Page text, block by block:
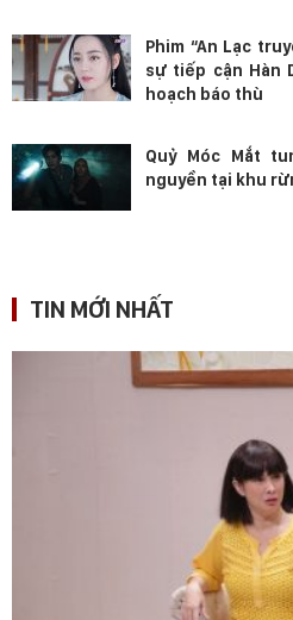
Phim “An Lạc
sự tiếp cận Hàn
hoạch báo thù
Quỷ Móc Mắt
nguyền tại khu
TIN MỚI NHẤT